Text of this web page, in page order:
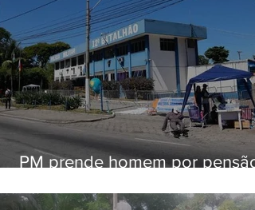
PM prende homem por pensão